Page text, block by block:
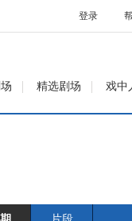
登录
精选剧场 戏中